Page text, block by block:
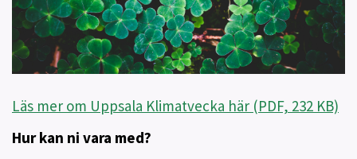
Läs mer om Uppsala Klimatvecka här (PDF, 232 KB)
Hur kan ni vara med?